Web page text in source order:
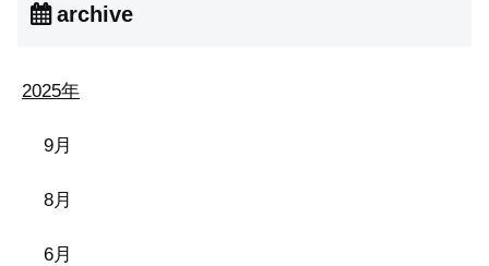
archive
2025年
9月
8月
6月